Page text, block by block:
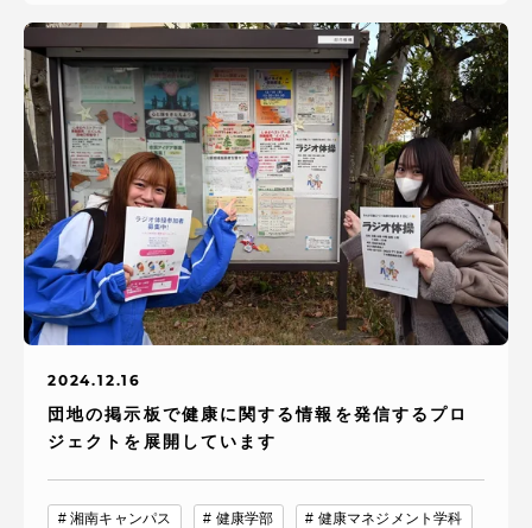
2024.12.16
団地の掲示板で健康に関する情報を発信するプロ
ジェクトを展開しています
湘南キャンパス 健康学部 健康マネジメント学科